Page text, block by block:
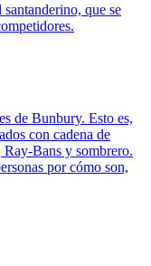
que se
de Bunbury. Esto es,
con cadena de
Bans y sombrero.
por cómo son,